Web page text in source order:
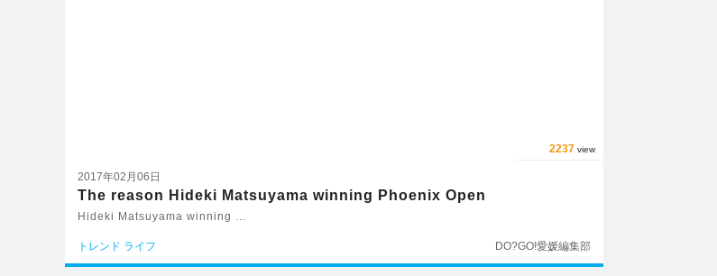
2237 view
2017年02月06日
The reason Hideki Matsuyama winning Phoenix Open
Hideki Matsuyama winning …
トレンド ライフ DO?GO!愛媛編集部